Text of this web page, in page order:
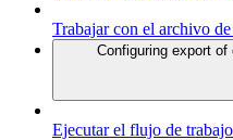
Trabajar con el archivo
Configuring export
Ejecutar el flujo de